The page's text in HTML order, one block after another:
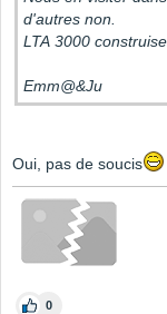
d'autres non.
LTA 3000
Emm@&Ju
Oui, pas de soucis
0